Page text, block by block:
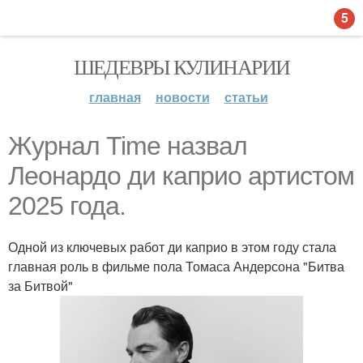
ШЕДЕВРЫ КУЛИНАРИИ
главная новости статьи
Журнал Time назвал
Леонардо ди каприо артистом
2025 года.
Одной из ключевых работ ди каприо в этом году стала
главная роль в фильме пола Томаса Андерсона "Битва
за Битвой"
5